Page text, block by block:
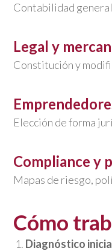
Contabilidad
Legal y
Constitución y
Elección de forma
Compliance y
Mapas de riesgo,
Cómo
Diagnóstico